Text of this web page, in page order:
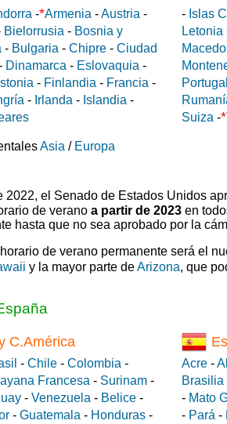
-*Armenia -Austria -
Bielorrusia - Bosnia y
- Bulgaria - Chipre - Ciudad
Dinamarca - Eslovaquia -
- Finlandia - Francia -
- Irlanda - Islandia -
- Islas
Letonia
Portugal
Suiza -*
Asia / Europa
2022, el Senado de Estados Unidos
de verano a partir de 2023 en
hasta que no sea aprobado por la
de verano permanente será el
y la mayor parte deArizona, que
C.América
- Chile - Colombia -
Francesa - Surinam -
- Venezuela - Belice -
- Guatemala - Honduras -
Acre -
Brasilia
- Mato
- Pará -